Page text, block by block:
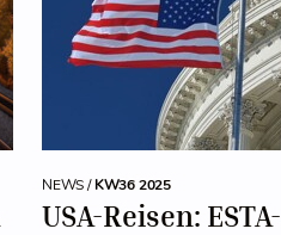
NEWS /KW36 2025
USA-Reisen: ESTA-